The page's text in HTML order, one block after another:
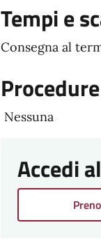
Tempi e
Consegna al
Nessuna
Accedi